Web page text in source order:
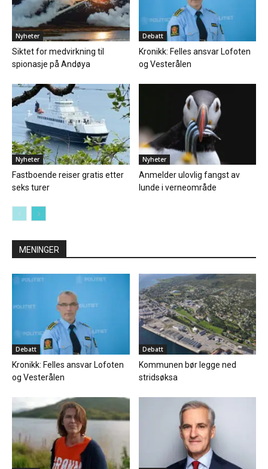
Nyheter
Siktet for medvirkning til
spionasje på Andøya
Debatt
Kronikk: Felles ansvar Lofoten
og Vesterålen
Nyheter
Fastboende reiser gratis etter
seks turer
Nyheter
Anmelder ulovlig fangst av
lunde i verneområde
MENINGER
Debatt
Kronikk: Felles ansvar Lofoten
og Vesterålen
Debatt
Kommunen bør legge ned
stridsøksa